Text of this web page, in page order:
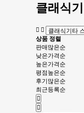
클래식
상품 정렬
판매많은순
낮은가격순
높은가격순
평점높은순
후기많은순
최근등록순